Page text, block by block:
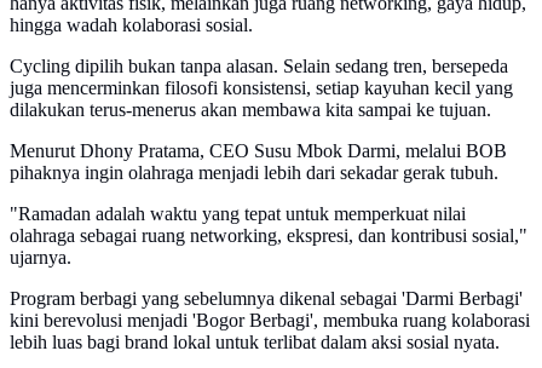
hingga wadah kolaborasi sosial.
Cycling dipilih bukan tanpa alasan. Selain sedang tren, bersepeda
juga mencerminkan filosofi konsistensi, setiap kayuhan kecil yang
dilakukan terus-menerus akan membawa kita sampai ke tujuan.
Menurut Dhony Pratama, CEO Susu Mbok Darmi, melalui BOB
pihaknya ingin olahraga menjadi lebih dari sekadar gerak tubuh.
"Ramadan adalah waktu yang tepat untuk memperkuat nilai
olahraga sebagai ruang networking, ekspresi, dan kontribusi sosial,"
ujarnya.
Program berbagi yang sebelumnya dikenal sebagai 'Darmi Berbagi'
kini berevolusi menjadi 'Bogor Berbagi', membuka ruang kolaborasi
lebih luas bagi brand lokal untuk terlibat dalam aksi sosial nyata.